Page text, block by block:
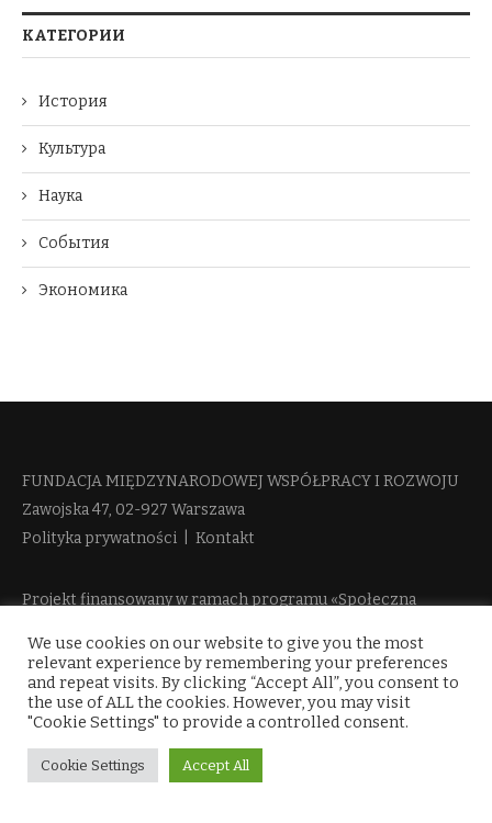
КАТЕГОРИИ
История
Культура
Наука
События
Экономика
FUNDACJA MIĘDZYNARODOWEJ WSPÓŁPRACY I ROZWOJU​
Zawojska 47, 02-927 Warszawa
Polityka prywatności
Kontakt
Projekt finansowany w ramach programu «Społeczna
więcej informacji
We use cookies on our website to give you the most
relevant experience by remembering your preferences
and repeat visits. By clicking “Accept All”, you consent to
the use of ALL the cookies. However, you may visit
"Cookie Settings" to provide a controlled consent.
Cookie Settings Accept All